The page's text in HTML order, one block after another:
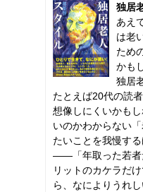
独居
あえ
は老
ため
かも
独居
たとえば20代の読
想像しにくいかも
いのかわからない
たいことを我慢す
――「年取った若者
リットのカケラだ
ら、なによりうれし